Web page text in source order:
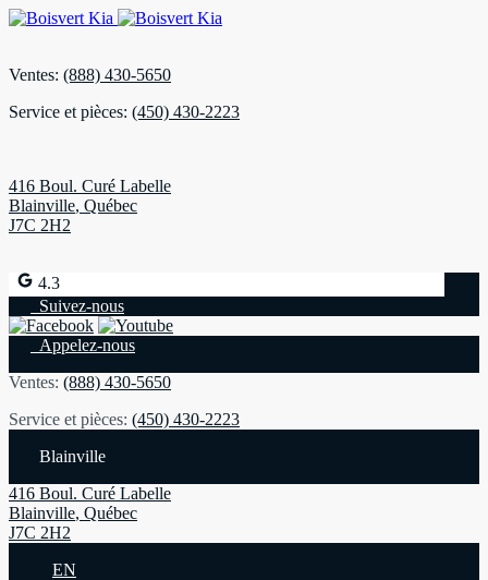
Ventes: (888) 430-5650
Service et pièces: (450) 430-2223
416 Boul. Curé Labelle
Blainville, Québec
J7C 2H2
4.3
Suivez-nous
Appelez-nous
Ventes: (888) 430-5650
Service et pièces: (450) 430-2223
Blainville
416 Boul. Curé Labelle
Blainville, Québec
J7C 2H2
EN